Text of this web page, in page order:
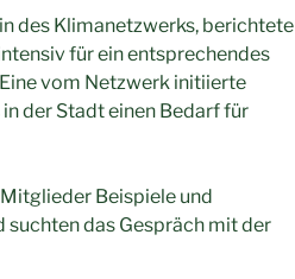
des Klimanetzwerks, berichtete
für ein entsprechendes
vom Netzwerk initiierte
der Stadt einen Bedarf für
Beispiele und
suchten das Gespräch mit der